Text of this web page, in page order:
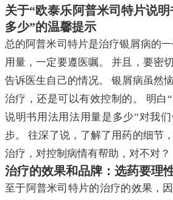
关于“欧泰乐阿普米司特片说
多少”的温馨提示
总的阿普米司特片是治疗银屑病的
用量，一定要遵医嘱。 并且，要密
告诉医生自己的情况。 银屑病虽然
治疗，还是可以有效控制的。 明白
说明书用法用法用量是多少”对我
步。 往深了说，了解了用药的细节
治疗，对控制病情有帮助，对不对？
治疗的效果和品牌：选药要理
至于阿普米司特片的治疗的效果，